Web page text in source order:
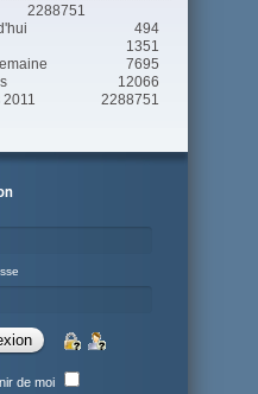
2288751
494
1351
7695
12066
2288751
de moi